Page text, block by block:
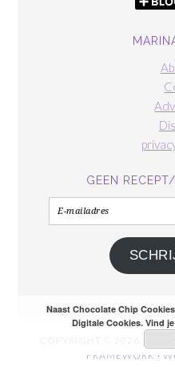
GEEN
E-
mailadres
COPYRIGHT © 2026 ·
FRAMEWORK ·
Naast Chocolate Chip
Digitale Cookies. Vind